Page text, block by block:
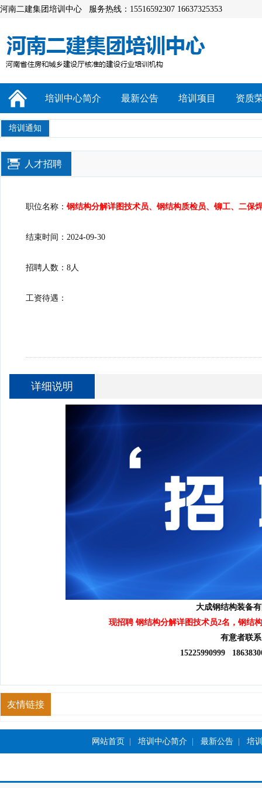
河南二建集团培训中心 服务热线：15516592307 16637325353
培训中心简介 最新公告 培训项目 资质
培训通知
人才招聘
职位名称： 钢结构分解详图技术员、钢结构质检员、铆工、二保
结束时间：2024-09-30
招聘人数：8人
工资待遇：
详细说明
大成钢结构装备
现招聘 钢结构分解详图技术员2名，钢结
有意者联系
15225990999
友情链接
网站首页 培训中心简介| 最新公告| 培